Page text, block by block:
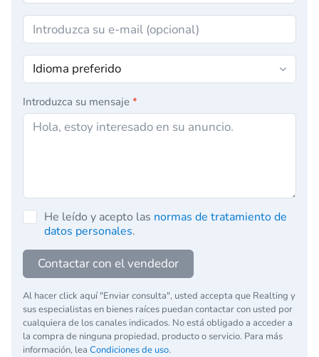
Introduzca su mensaje *
He leído y acepto las normas de tratamiento de
datos personales.
Contactar con el vendedor
Al hacer click aquí "Enviar consulta", usted accepta que Realting y
sus especialistas en bienes raíces puedan contactar con usted por
cualquiera de los canales indicados. No está obligado a acceder a
la compra de ninguna propiedad, producto o servicio. Para más
información, lea Condiciones de uso.